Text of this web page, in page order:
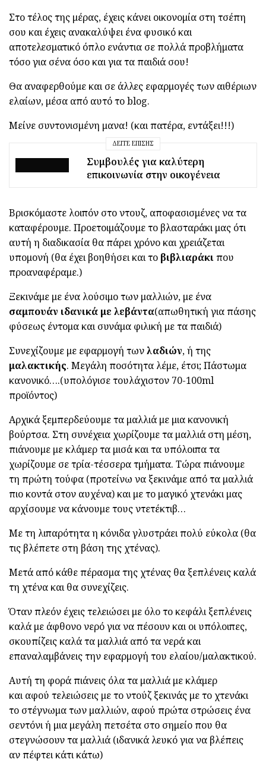
Στο τέλος της μέρας, έχεις κάνει οικονομία στη τσέπη
σου και έχεις ανακαλύψει ένα φυσικό και
αποτελεσματικό όπλο ενάντια σε πολλά προβλήματα
τόσο για σένα όσο και για τα παιδιά σου!
Θα αναφερθούμε και σε άλλες εφαρμογές των αιθέριων
ελαίων, μέσα από αυτό το blog.
Μείνε συντονισμένη μανα! (και πατέρα, εντάξει!!!)
ΔΕΊΤΕ ΕΠΊΣΗΣ
Συμβουλές για καλύτερη
επικοινωνία στην οικογένεια
Βρισκόμαστε λοιπόν στο ντουζ, αποφασισμένες να τα
καταφέρουμε. Προετοιμάζουμε το βλασταράκι μας ότι
αυτή η διαδικασία θα πάρει χρόνο και χρειάζεται
υπομονή (θα έχει βοηθήσει και το βιβλιαράκιπου
προαναφέραμε.)
Ξεκινάμε με ένα λούσιμο των μαλλιών, με ένα
σαμπουάν ιδανικά με λεβάντα(απωθητική για πάσης
φύσεως έντομα και συνάμα φιλική με τα παιδιά)
Συνεχίζουμε με εφαρμογή τωνλαδιών, ή της
μαλακτικής. Μεγάλη ποσότητα λέμε, έτσι; Πάστωμα
κανονικό….(υπολόγισε τουλάχιστον 70-100ml
προϊόντος)
Αρχικά ξεμπερδεύουμε τα μαλλιά με μια κανονική
βούρτσα. Στη συνέχεια χωρίζουμε τα μαλλιά στη μέση,
πιάνουμε με κλάμερ τα μισά και τα υπόλοιπα τα
χωρίζουμε σε τρία-τέσσερα τμήματα. Τώρα πιάνουμε
τη πρώτη τούφα (προτείνω να ξεκινάμε από τα μαλλιά
πιο κοντά στον αυχένα) και με το μαγικό χτενάκι μας
αρχίσουμε να κάνουμε τους ντετέκτιβ…
Με τη λιπαρότητα η κόνιδα γλυστράει πολύ εύκολα (θα
τις βλέπετε στη βάση της χτένας).
Μετά από κάθε πέρασμα της χτένας θα ξεπλένεις καλά
τη χτένα και θα συνεχίζεις.
Όταν πλεόν έχεις τελειώσει με όλο το κεφάλι ξεπλένεις
καλά με άφθονο νερό για να πέσουν και οι υπόλοιπες,
σκουπίζεις καλά τα μαλλιά από τα νερά και
επαναλαμβάνεις την εφαρμογή του ελαίου/μαλακτικού.
Αυτή τη φορά πιάνεις όλα τα μαλλιά με κλάμερ
και αφού τελειώσεις με το ντούζ ξεκινάς με το χτενάκι
το στέγνωμα των μαλλιών, αφού πρώτα στρώσεις ένα
σεντόνι ή μια μεγάλη πετσέτα στο σημείο που θα
στεγνώσουν τα μαλλιά (ιδανικά λευκό για να βλέπεις
αν πέφτει κάτι κάτω)